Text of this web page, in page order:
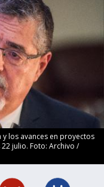
los avances en proyectos
julio. Foto: Archivo /